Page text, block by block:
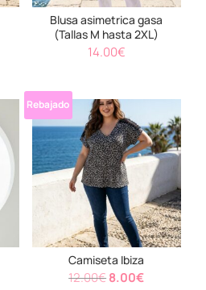
Blusa asimetrica gasa
(Tallas M hasta 2XL)
14.00€
Rebajado
Camiseta Ibiza
12.00€El
8.00€El